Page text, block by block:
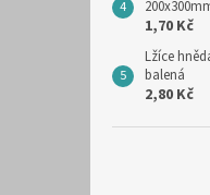
1,70 Kč
Lžíce
balená
2,80 Kč